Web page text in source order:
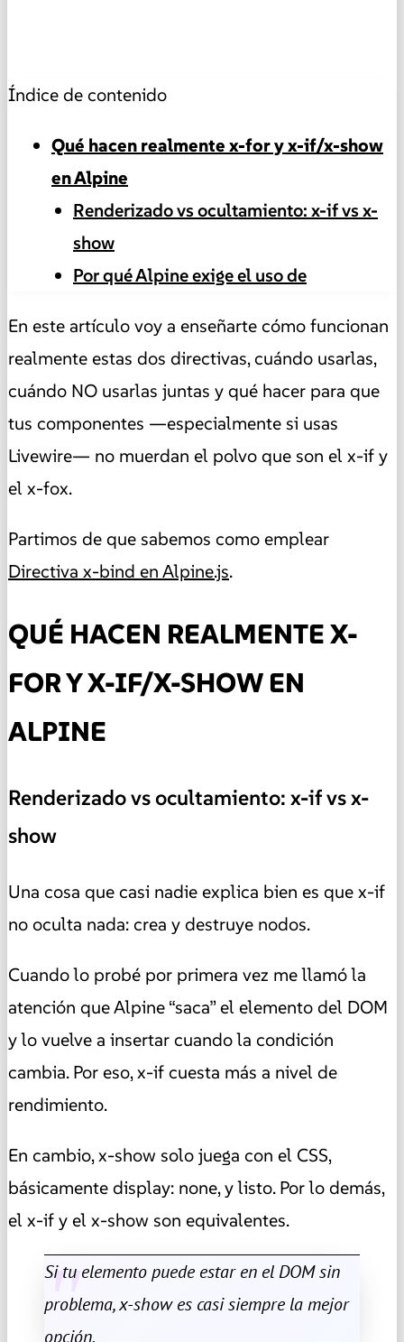
Índice de contenido
Qué hacen realmente x-for y x-if/x-show
en Alpine
Renderizado vs ocultamiento: x-if vs x-
show
Por qué Alpine exige el uso de
En este artículo voy a enseñarte cómo funcionan
realmente estas dos directivas, cuándo usarlas,
cuándo NO usarlas juntas y qué hacer para que
tus componentes —especialmente si usas
Livewire— no muerdan el polvo que son el x-if y
el x-fox.
Partimos de que sabemos como emplear
Directiva x-bind en Alpine.js.
QUÉ HACEN REALMENTE X-
FOR Y X-IF/X-SHOW EN
ALPINE
Renderizado vs ocultamiento: x-if vs x-
show
Una cosa que casi nadie explica bien es que x-if
no oculta nada: crea y destruye nodos.
Cuando lo probé por primera vez me llamó la
atención que Alpine “saca” el elemento del DOM
y lo vuelve a insertar cuando la condición
cambia. Por eso, x-if cuesta más a nivel de
rendimiento.
En cambio, x-show solo juega con el CSS,
básicamente display: none, y listo. Por lo demás,
el x-if y el x-show son equivalentes.
Si tu elemento puede estar en el DOM sin
problema, x-show es casi siempre la mejor
opción.